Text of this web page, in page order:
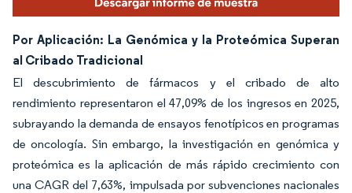
Por Aplicación: La Genómica y la Proteómica Superan
al Cribado Tradicional
El descubrimiento de fármacos y el cribado de alto
rendimiento representaron el 47,09% de los ingresos en 2025,
subrayando la demanda de ensayos fenotípicos en programas
de oncología. Sin embargo, la investigación en genómica y
proteómica es la aplicación de más rápido crecimiento con
una CAGR del 7,63%, impulsada por subvenciones nacionales